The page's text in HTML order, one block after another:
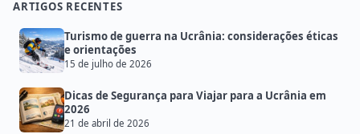
ARTIGOS RECENTES
Turismo de guerra na Ucrânia: considerações éticas
e orientações
15 de julho de 2026
Dicas de Segurança para Viajar para a Ucrânia em
2026
21 de abril de 2026